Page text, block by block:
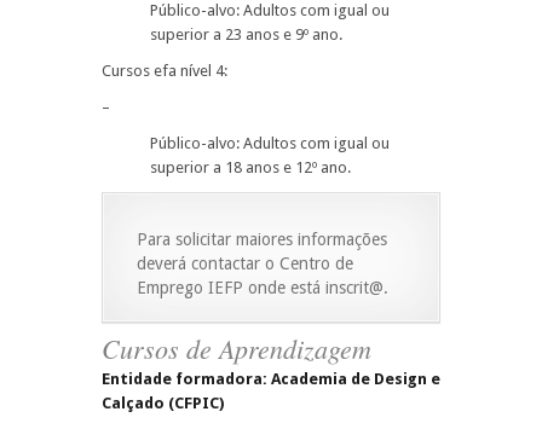
Público-alvo: Adultos com igual ou
superior a 23 anos e 9º ano.
Cursos efa nível 4:
–
Público-alvo: Adultos com igual ou
superior a 18 anos e 12º ano.
Para solicitar maiores informações
deverá contactar o Centro de
Emprego IEFP onde está inscrit@.
Cursos de Aprendizagem
Entidade formadora: Academia de Design e
Calçado (CFPIC)